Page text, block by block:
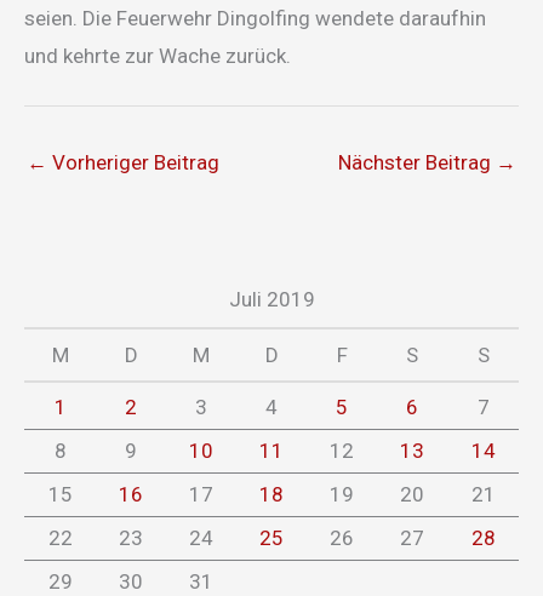
seien. Die Feuerwehr Dingolfing wendete daraufhin
und kehrte zur Wache zurück.
← Vorheriger Beitrag Nächster Beitrag →
Juli 2019
M D M D F S S
1 2 3 4 5 6
7
8
9 10 11 12 13
14
15
16 17 18 19 20
21
22
23 24 25 26 27
28
29
30 31